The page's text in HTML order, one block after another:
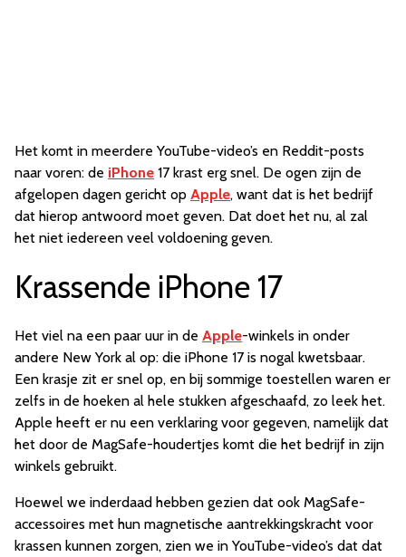
Het komt in meerdere YouTube-video’s en Reddit-posts
naar voren: de iPhone 17 krast erg snel. De ogen zijn de
afgelopen dagen gericht op Apple, want dat is het bedrijf
dat hierop antwoord moet geven. Dat doet het nu, al zal
het niet iedereen veel voldoening geven.
Krassende iPhone 17
Het viel na een paar uur in de Apple-winkels in onder
andere New York al op: die iPhone 17 is nogal kwetsbaar.
Een krasje zit er snel op, en bij sommige toestellen waren er
zelfs in de hoeken al hele stukken afgeschaafd, zo leek het.
Apple heeft er nu een verklaring voor gegeven, namelijk dat
het door de MagSafe-houdertjes komt die het bedrijf in zijn
winkels gebruikt.
Hoewel we inderdaad hebben gezien dat ook MagSafe-
accessoires met hun magnetische aantrekkingskracht voor
krassen kunnen zorgen, zien we in YouTube-video’s dat dat